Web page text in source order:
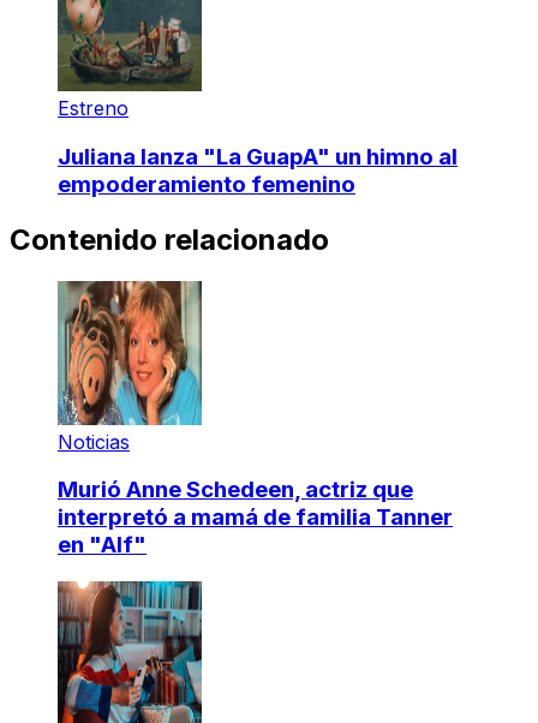
Estreno
Juliana lanza "La GuapA" un himno al
empoderamiento femenino
Contenido relacionado
Noticias
Murió Anne Schedeen, actriz que
interpretó a mamá de familia Tanner
en "Alf"